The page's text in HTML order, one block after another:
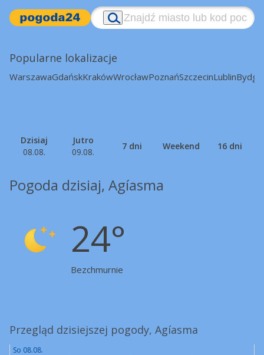
Popularne lokalizacje
WarszawaGdańskKrakówWrocławPoznańSzczecinLublin
Dzisiaj
08.08.
Jutro
09.08.
7 dni Weekend 16 dni
Pogoda dzisiaj, Agíasma
24°
Bezchmurnie
Przegląd dzisiejszej pogody, Agíasma
So 08.08.